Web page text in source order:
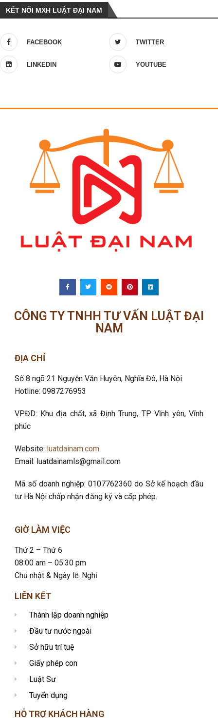
KẾT NỐI MXH LUẬT ĐẠI NAM
FACEBOOK TWITTER
LINKEDIN YOUTUBE
CÔNG TY TNHH TƯ VẤN LUẬT ĐẠI
NAM
ĐỊA CHỈ
Số 8 ngõ 21 Nguyễn Văn Huyên, Nghĩa Đô, Hà Nội
Hotline: 0987276953
VPĐD: Khu địa chất, xã Định Trung, TP Vĩnh yên, Vĩnh
phúc
Website: luatdainam.com
Email: luatdainamls@gmail.com
Mã số doanh nghiệp: 0107762360 do Sở kế hoạch đầu
tư Hà Nội chấp nhận đăng ký và cấp phép.
GIỜ LÀM VIỆC
Thứ 2 – Thứ 6
08:00 am – 05:30 pm
Chủ nhật & Ngày lễ: Nghỉ
LIÊN KẾT
Thành lập doanh nghiệp
Đầu tư nước ngoài
Sở hữu trí tuệ
Giấy phép con
Luật Sư
Tuyển dụng
HỖ TRỢ KHÁCH HÀNG